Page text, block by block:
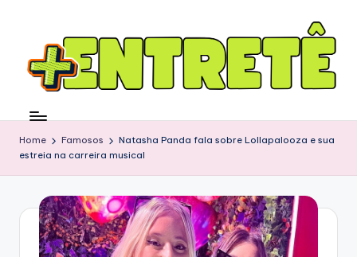
Home Famosos
Natasha Panda fala sobre Lollapalooza e sua
estreia na carreira musical